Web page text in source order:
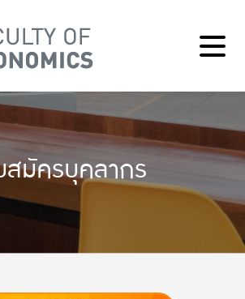
มัครบุคลากร